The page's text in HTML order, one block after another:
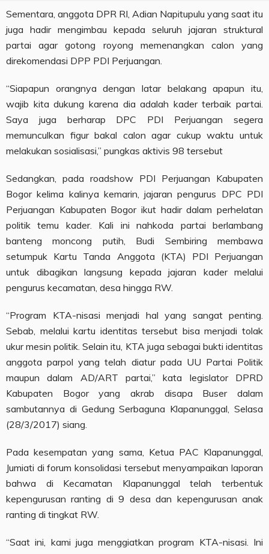
Sementara, anggota DPR RI, Adian Napitupulu yang saat itu
juga hadir mengimbau kepada seluruh jajaran struktural
partai agar gotong royong memenangkan calon yang
direkomendasi DPP PDI Perjuangan.
“Siapapun orangnya dengan latar belakang apapun itu,
wajib kita dukung karena dia adalah kader terbaik partai.
Saya juga berharap DPC PDI Perjuangan segera
memunculkan figur bakal calon agar cukup waktu untuk
melakukan sosialisasi,” pungkas aktivis 98 tersebut
Sedangkan, pada roadshow PDI Perjuangan Kabupaten
Bogor kelima kalinya kemarin, jajaran pengurus DPC PDI
Perjuangan Kabupaten Bogor ikut hadir dalam perhelatan
politik temu kader. Kali ini nahkoda partai berlambang
banteng moncong putih, Budi Sembiring membawa
setumpuk Kartu Tanda Anggota (KTA) PDI Perjuangan
untuk dibagikan langsung kepada jajaran kader melalui
pengurus kecamatan, desa hingga RW.
“Program KTA-nisasi menjadi hal yang sangat penting.
Sebab, melalui kartu identitas tersebut bisa menjadi tolak
ukur mesin politik. Selain itu, KTA juga sebagai bukti identitas
anggota parpol yang telah diatur pada UU Partai Politik
maupun dalam AD/ART partai,” kata legislator DPRD
Kabupaten Bogor yang akrab disapa Buser dalam
sambutannya di Gedung Serbaguna Klapanunggal, Selasa
(28/3/2017) siang.
Pada kesempatan yang sama, Ketua PAC Klapanunggal,
Jumiati di forum konsolidasi tersebut menyampaikan laporan
bahwa di Kecamatan Klapanunggal telah terbentuk
kepengurusan ranting di 9 desa dan kepengurusan anak
ranting di tingkat RW.
“Saat ini, kami juga menggiatkan program KTA-nisasi. Ini